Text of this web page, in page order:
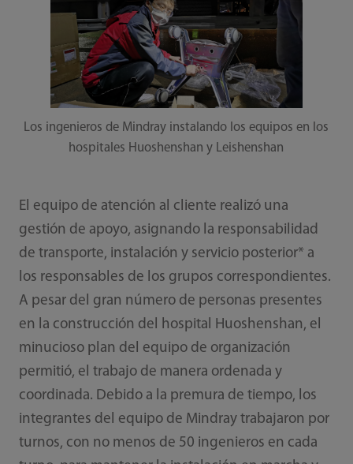
Los ingenieros de Mindray instalando los equipos en los
hospitales Huoshenshan y Leishenshan
El equipo de atención al cliente realizó una
gestión de apoyo, asignando la responsabilidad
de transporte, instalación y servicio posterior* a
los responsables de los grupos correspondientes.
A pesar del gran número de personas presentes
en la construcción del hospital Huoshenshan, el
minucioso plan del equipo de organización
permitió, el trabajo de manera ordenada y
coordinada. Debido a la premura de tiempo, los
integrantes del equipo de Mindray trabajaron por
turnos, con no menos de 50 ingenieros en cada